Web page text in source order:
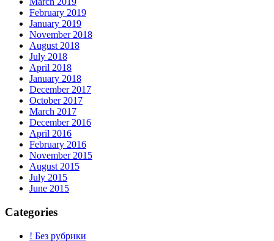
February 2019
January 2019
November 2018
August 2018
July 2018
April 2018
January 2018
December 2017
October 2017
March 2017
December 2016
April 2016
February 2016
November 2015
August 2015
July 2015
June 2015
Categories
! Без рубрики